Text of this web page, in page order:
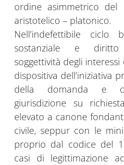
ordine asimmetrico del
aristotelico – platonico.
Nell’indefettibile ciclo
sostanziale e diritto
soggettività degli
dispositiva dell’iniziativa
della domanda e
giurisdizione su
elevato a canone
civile, seppur con le
proprio dal codice del
casi di legittimazione